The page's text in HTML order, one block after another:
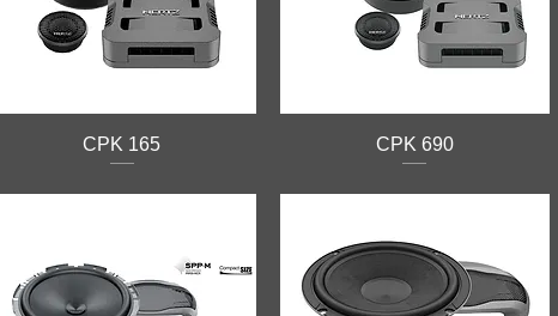
CPK 165 CPK 690